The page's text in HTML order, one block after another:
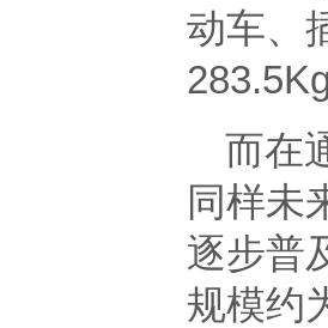
动车、
而在
同样未
逐步普
规模约